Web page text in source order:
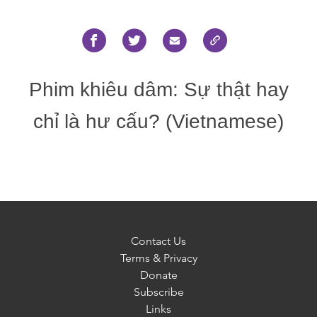
Phim khiêu dâm: Sự thật hay
chỉ là hư cấu? (Vietnamese)
Contact Us
Terms & Privacy
Donate
Subscribe
Links